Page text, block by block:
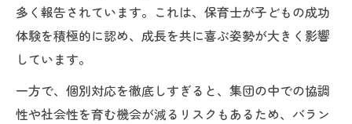
多く報告されています。これは、保育士が子どもの成功
体験を積極的に認め、成長を共に喜ぶ姿勢が大きく影響
しています。
一方で、個別対応を徹底しすぎると、集団の中での協調
性や社会性を育む機会が減るリスクもあるため、バラン